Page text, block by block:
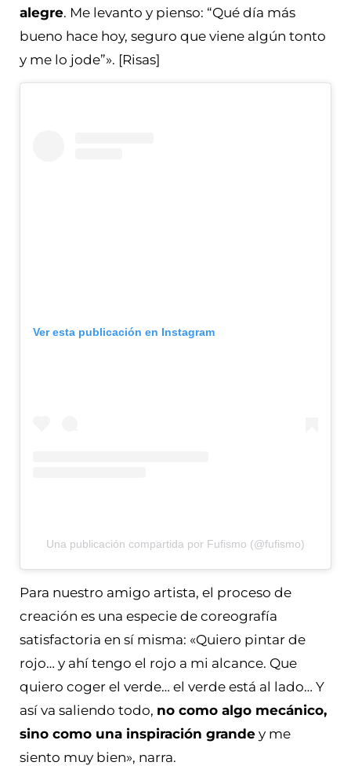
alegre. Me levanto y pienso: “Qué día más
bueno hace hoy, seguro que viene algún tonto
y me lo jode”». [Risas]
Ver esta publicación en Instagram
Una publicación compartida por Fufismo (@fufismo)
Para nuestro amigo artista, el proceso de
creación es una especie de coreografía
satisfactoria en sí misma: «Quiero pintar de
rojo… y ahí tengo el rojo a mi alcance. Que
quiero coger el verde… el verde está al lado… Y
así va saliendo todo, no como algo mecánico,
sino como una inspiración grande y me
siento muy bien», narra.